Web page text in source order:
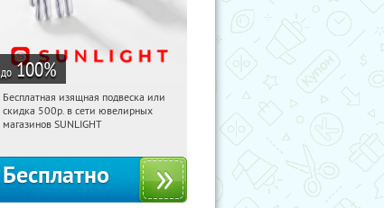
до 100%
19:01:31 Получили:
Россия
Бесплатная изящная подвеска или
скидка 500р. в сети ювелирных
магазинов SUNLIGHT
Бесплатно